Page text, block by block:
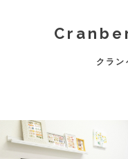
クラン